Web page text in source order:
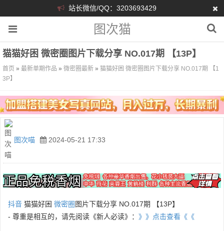
站长微信/QQ：3203693429
图次猫
猫猫好困 微密圈图片下载分享 NO.017期 【13P】
首页 » 最新单期作品 » 微密圈最新 » 猫猫好困 微密圈图片下载分享 NO.017期 【1
3P】
图次喵 2024-05-21 17:33
抖音 猫猫好困 微密圈 图片下载分享 NO.017期 【13P】
- 尊重是相互的，请先阅读《新人必读》： 》》点击查看《《